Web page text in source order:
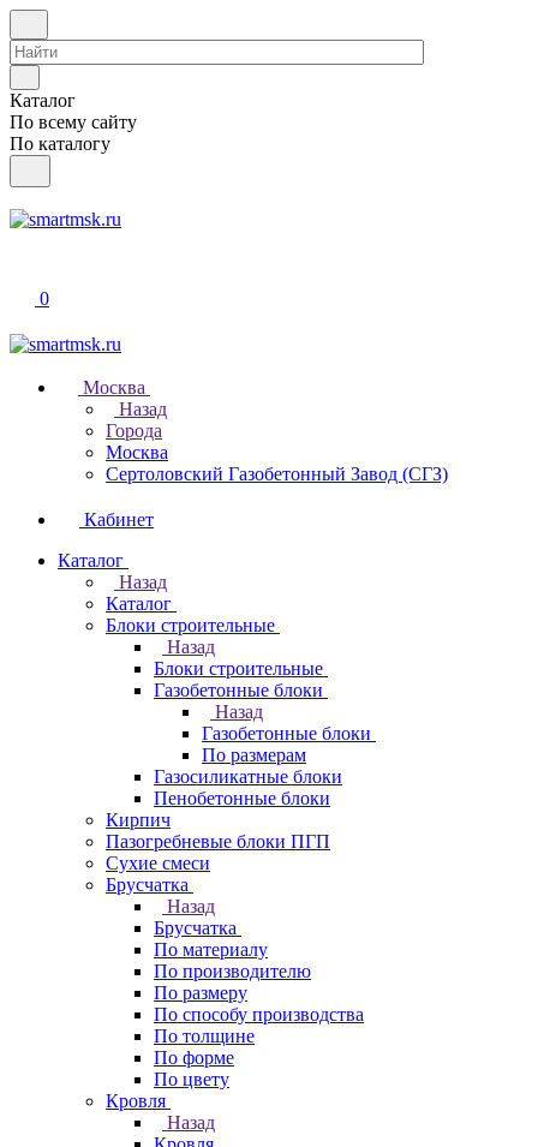
Каталог
По всему сайту
По каталогу
0
Москва
Назад
Города
Москва
Сертоловский Газобетонный Завод (СГЗ)
Кабинет
Каталог
Назад
Каталог
Блоки строительные
Назад
Блоки строительные
Газобетонные блоки
Назад
Газобетонные блоки
По размерам
Газосиликатные блоки
Пенобетонные блоки
Кирпич
Пазогребневые блоки ПГП
Сухие смеси
Брусчатка
Назад
Брусчатка
По материалу
По производителю
По размеру
По способу производства
По толщине
По форме
По цвету
Кровля
Назад